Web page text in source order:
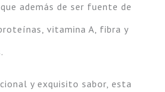
además de ser fuente de
vitamina A, fibra y
y exquisito sabor, esta